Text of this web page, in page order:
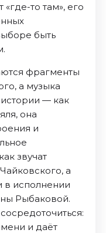
«где-то там», его
быть
фрагменты
а музыка
— как
она
и
звучат
а
в исполнении
Рыбаковой.
и даёт